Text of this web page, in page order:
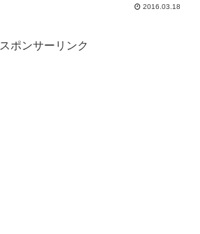
2016.03.18
スポンサーリンク